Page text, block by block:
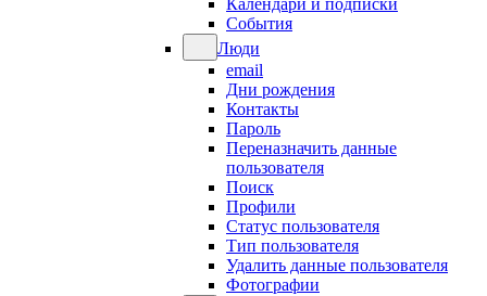
Календари и подписки
События
Люди
email
Дни рождения
Контакты
Пароль
Переназначить данные
пользователя
Поиск
Профили
Статус пользователя
Тип пользователя
Удалить данные пользователя
Фотографии